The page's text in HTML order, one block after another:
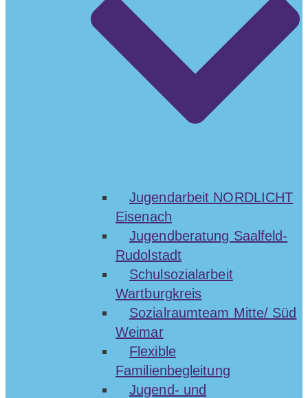
Jugendarbeit NORDLICHT
Eisenach
Jugendberatung Saalfeld-
Rudolstadt
Schulsozialarbeit
Wartburgkreis
Sozialraumteam Mitte/ Süd
Weimar
Flexible
Familienbegleitung
Jugend- und